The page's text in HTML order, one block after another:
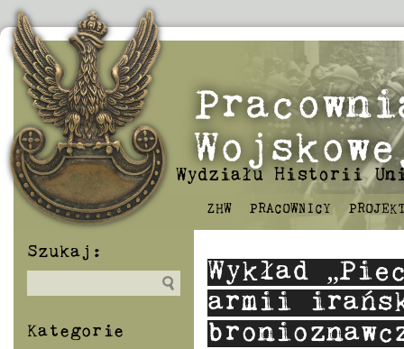
Wydziału Historii
ZHW PRACOWNICY
Szukaj:
Kategorie
Wykład
armii